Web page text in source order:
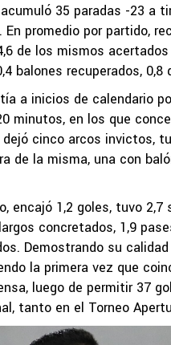
35 paradas -23 a
promedio por partido,
de los mismos
balones recuperados,
a inicios de calendario
minutos, en los que
cinco arcos invictos,
de la misma, una con
encajó 1,2 goles, tuvo
concretados, 1,9
Demostrando su
la primera vez que
luego de permitir 37
tanto en el Torneo